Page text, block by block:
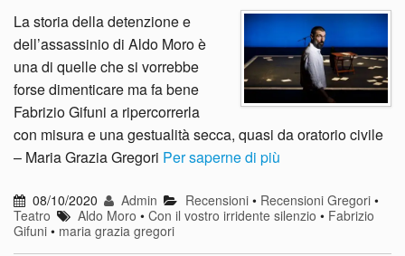
La storia della detenzione e
dell’assassinio di Aldo Moro è
una di quelle che si vorrebbe
forse dimenticare ma fa bene
Fabrizio Gifuni a ripercorrerla
con misura e una gestualità secca, quasi da oratorio civile
– Maria Grazia Gregori Per saperne di più
08/10/2020 Admin Recensioni• Recensioni Gregori•
Teatro
Aldo Moro •Con il vostro irridente silenzio • Fabrizio
Gifuni • maria grazia gregori